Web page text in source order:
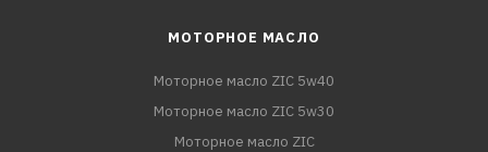
МОТОРНОЕ МАСЛО
Моторное масло ZIC 5w40
Моторное масло ZIC 5w30
Моторное масло ZIC